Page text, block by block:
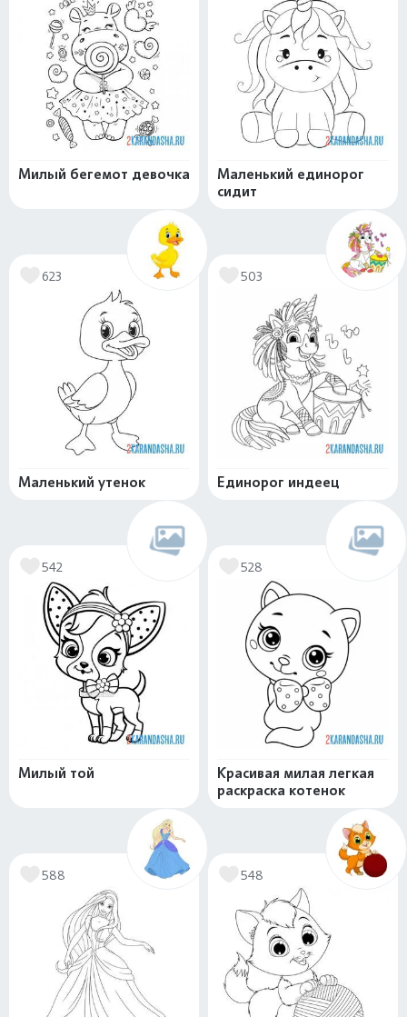
Милый бегемот девочка
Маленький единорог
сидит
623
Маленький утенок
503
Единорог индеец
542
Милый той
528
Красивая милая легкая
раскраска котенок
588 548